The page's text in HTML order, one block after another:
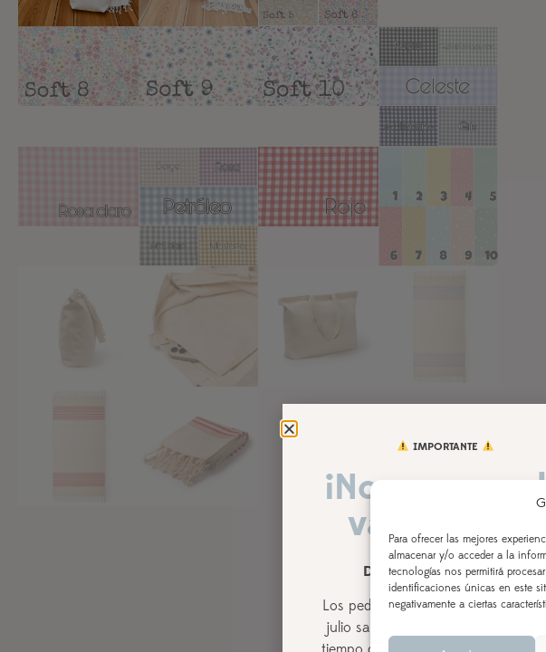
Para ofrecer las mejores
almacenar y/o acceder a la
tecnologías nos permitirá
identificaciones únicas en este
negativamente a ciertas
IMPORTANTE
¡Nos vamos
vacaciones!
DEL 3 AL 21 DE AGOSTO
Los pedidos realizados a partir del
julio saldrán,